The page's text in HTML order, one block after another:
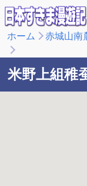
ホーム 赤城山南
米野上組稚